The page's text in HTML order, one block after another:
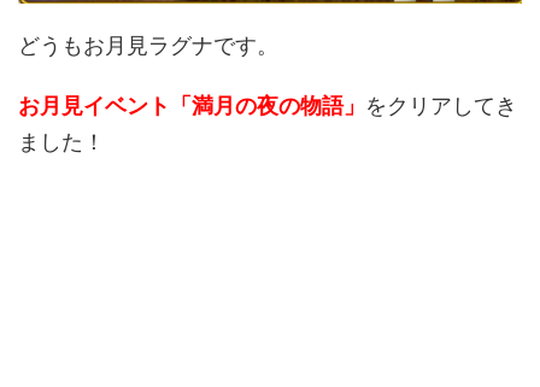
どうもお月見ラグナです。
お月見イベント「満月の夜の物語」 をクリアしてき
ました！